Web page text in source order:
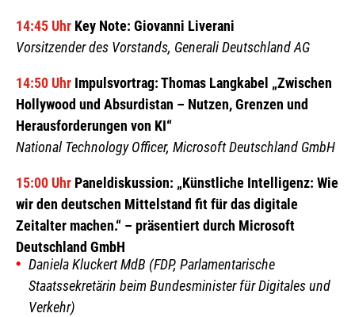
14:45 Uhr Key Note: Giovanni Liverani
Vorsitzender des Vorstands, Generali Deutschland AG
14:50 Uhr Impulsvortrag: Thomas Langkabel „Zwischen
Hollywood und Absurdistan – Nutzen, Grenzen und
Herausforderungen von KI“
National Technology Officer, Microsoft Deutschland GmbH
15:00 Uhr Paneldiskussion: „Künstliche Intelligenz: Wie
wir den deutschen Mittelstand fit für das digitale
Zeitalter machen.“ – präsentiert durch Microsoft
Deutschland GmbH
Daniela Kluckert MdB (FDP,Parlamentarische
Staatssekretärin beim Bundesminister für Digitales und
Verkehr)